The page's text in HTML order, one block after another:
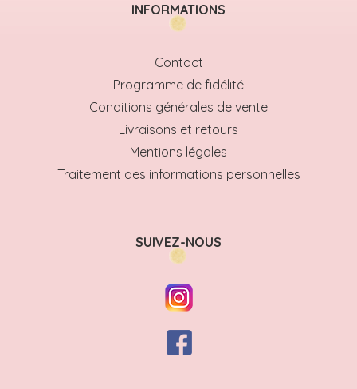
INFORMATIONS
Contact
Programme de fidélité
Conditions générales de vente
Livraisons et retours
Mentions légales
Traitement des informations personnelles
SUIVEZ-NOUS